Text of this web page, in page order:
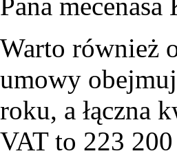
Warto również
umowy
roku, a łączna
VAT to 223 200